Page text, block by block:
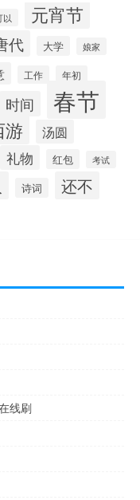
以 元宵节
代 大学 娘家
工作 年初
时间 春节
游 汤圆
礼物 红包 考试
诗词 还不
线刷